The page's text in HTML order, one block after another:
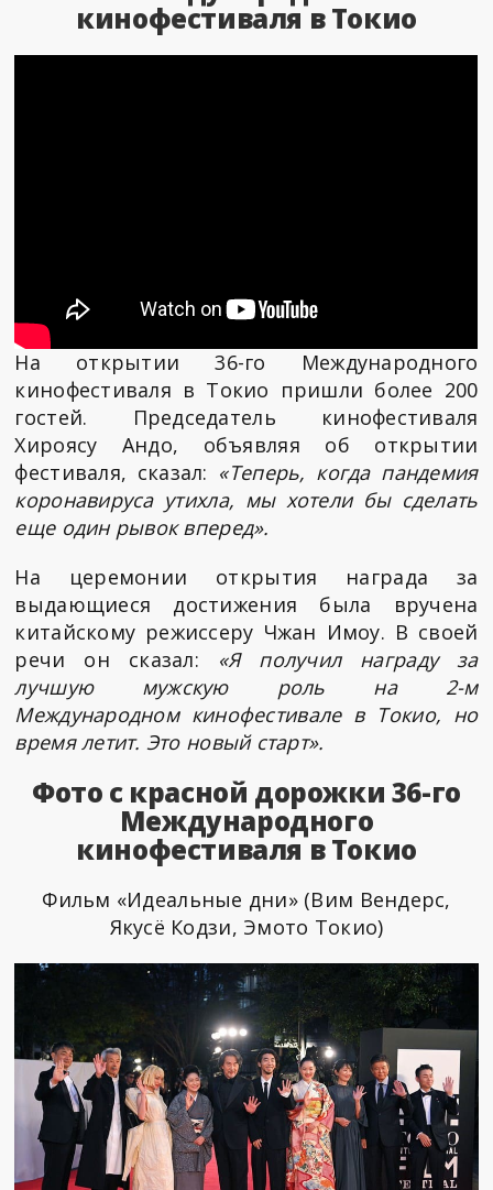
кинофестиваля в Токио
На открытии 36-го Международного
кинофестиваля в Токио пришли более 200
гостей. Председатель кинофестиваля
Хироясу Андо, объявляя об открытии
фестиваля, сказал: «Теперь, когда пандемия
коронавируса утихла, мы хотели бы сделать
еще один рывок вперед».
На церемонии открытия награда за
выдающиеся достижения была вручена
китайскому режиссеру Чжан Имоу. В своей
речи он сказал: «Я получил награду за
лучшую мужскую роль на 2-м
Международном кинофестивале в Токио, но
время летит. Это новый старт».
Фото с красной дорожки 36-го
Международного
кинофестиваля в Токио
Фильм «Идеальные дни» (Вим Вендерс,
Якусё Кодзи, Эмото Токио)